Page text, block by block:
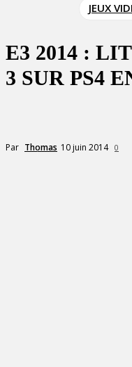
JEUX
E3 2014 :
3 SUR PS4
Par Thomas 10 juin 2014 0